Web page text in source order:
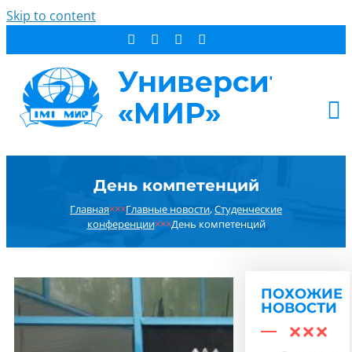
Skip to content
ДОПОБРАЗОВАНИЕ
КОНТАКТЫ
РЕЗУЛЬТАТ ПОИСКА:
День компетенций
Главная×××Главные новости,Студенческие
конференции×××День компетенций
ПОХОЖИЕ
НОВОСТИ